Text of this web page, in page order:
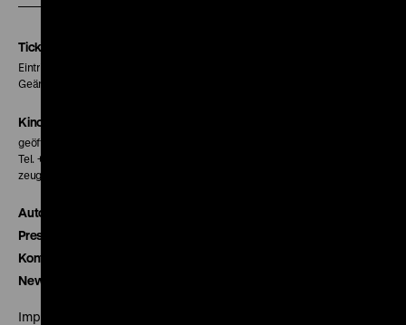
Tickets
Eintritt 5 €
Geänderte Preise sind im Programm vermerkt.
Kinokasse
geöffnet 30 Minuten vor Beginn der ersten Vorstellung
Tel. + 49 30 20304-770
zeughauskino@dhm.de
Autor*innen
Presse
Kontakt
Newsletter
Impressum